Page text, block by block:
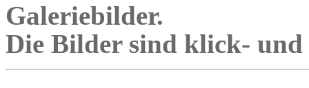
Galeriebilder.
Die Bilder sind klick- und